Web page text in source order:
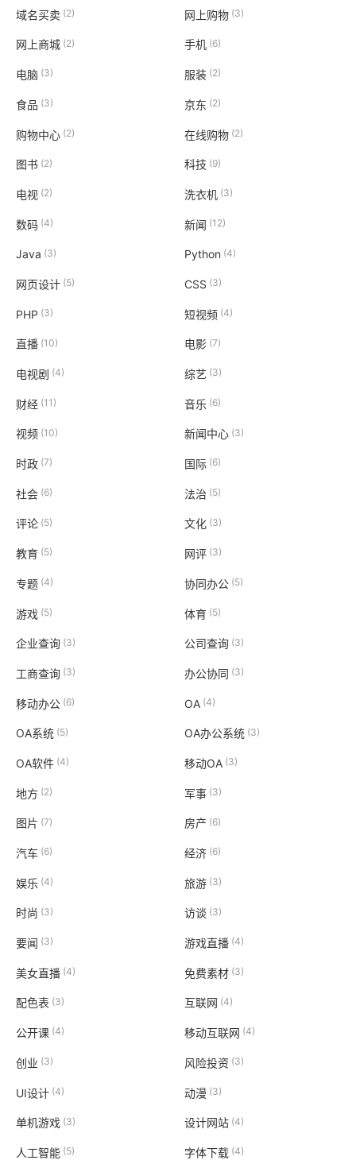
域名买卖 (2) 网上购物(3)
网上商城 (2) 手机 (6)
电脑 (3) 服装(2)
食品 (3) 京东 (2)
购物中心 (2) 在线购物(2)
图书 (2) 科技 (9)
电视 (2) 洗衣机 (3)
数码 (4) 新闻 (12)
Java (3) Python (4)
网页设计 (5) CSS (3)
PHP (3) 短视频(4)
直播 (10) 电影 (7)
电视剧 (4) 综艺 (3)
财经 (11) 音乐 (6)
视频 (10) 新闻中心 (3)
时政 (7) 国际(6)
社会 (6) 法治 (5)
评论 (5) 文化 (3)
教育 (5) 网评(3)
专题 (4) 协同办公(5)
游戏 (5) 体育(5)
企业查询 (3) 公司查询(3)
工商查询 (3) 办公协同 (3)
移动办公 (6) OA (4)
OA系统 (5) OA办公系统(3)
OA软件 (4) 移动OA (3)
地方 (2) 军事 (3)
图片 (7) 房产 (6)
汽车 (6) 经济(6)
娱乐 (4) 旅游(3)
时尚 (3) 访谈 (3)
要闻 (3) 游戏直播(4)
美女直播 (4) 免费素材(3)
配色表 (3) 互联网 (4)
公开课 (4) 移动互联网 (4)
创业 (3) 风险投资 (3)
UI设计 (4) 动漫 (3)
单机游戏 (3) 设计网站(4)
人工智能 (5) 字体下载(4)